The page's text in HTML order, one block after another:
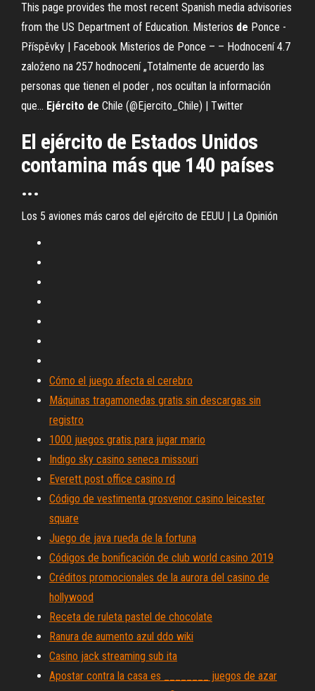
This page provides the most recent Spanish media advisories
from the US Department of Education. Misterios de Ponce -
Příspěvky | Facebook Misterios de Ponce – – Hodnocení 4.7
založeno na 257 hodnocení „Totalmente de acuerdo las
personas que tienen el poder , nos ocultan la información
que... Ejército de Chile (@Ejercito_Chile) | Twitter
El ejército de Estados Unidos
contamina más que 140 países
...
Los 5 aviones más caros del ejército de EEUU | La Opinión
Cómo el juego afecta el cerebro
Máquinas tragamonedas gratis sin descargas sin
registro
1000 juegos gratis para jugar mario
Indigo sky casino seneca missouri
Everett post office casino rd
Código de vestimenta grosvenor casino leicester
square
Juego de java rueda de la fortuna
Códigos de bonificación de club world casino 2019
Créditos promocionales de la aurora del casino de
hollywood
Receta de ruleta pastel de chocolate
Ranura de aumento azul ddo wiki
Casino jack streaming sub ita
Apostar contra la casa es ________ juegos de azar